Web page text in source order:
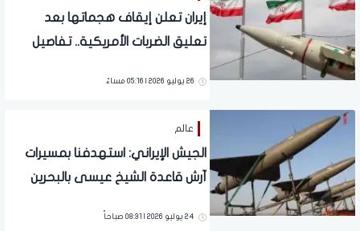
إيران تعلن إيقاف هجماتها بعد
تعليق الضربات الأمريكية.. تفاصيل
26 يوليو 2026 | 05:16 مساءً
عالم
الجيش الإيراني: استهدفنا بمسيرات
آرش قاعدة الشيخ عيسى بالبحرين
24 يوليو 2026 | 08:31 صباحاً